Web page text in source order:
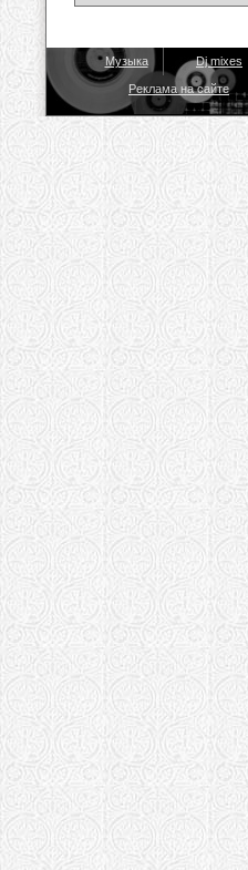
Музыка Dj mixes
Реклама на сайте